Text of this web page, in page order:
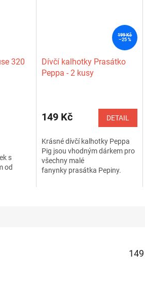
320
s
od
199 Kč
–25 %
Dívčí kalhotky Prasátko
Peppa - 2 kusy
produktu
z
5
hvězdiček.
149 Kč DETAIL
Krásné dívčí kalhotky Peppa
Pig jsou vhodným dárkem pro
všechny malé
fanynky prasátka Pepiny.